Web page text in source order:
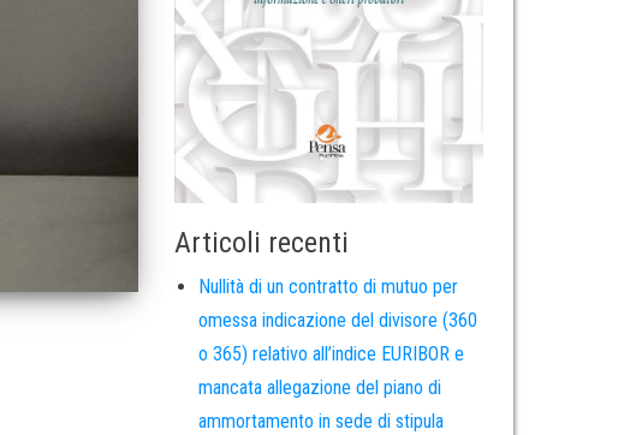
Articoli recenti
Nullità di un contratto di mutuo per
omessa indicazione del divisore (360
o 365) relativo all’indice EURIBOR e
mancata allegazione del piano di
ammortamento in sede di stipula